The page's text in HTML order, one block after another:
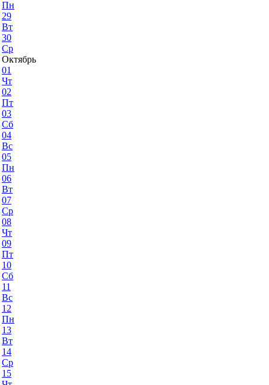
Пн
29
Вт
30
Ср
Октябрь
01
Чт
02
Пт
03
Сб
04
Вс
05
Пн
06
Вт
07
Ср
08
Чт
09
Пт
10
Сб
11
Вс
12
Пн
13
Вт
14
Ср
15